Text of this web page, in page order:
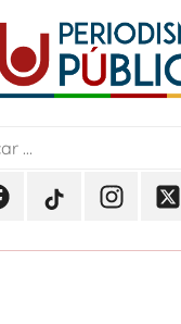
TikTok
Periodismo
Instagram